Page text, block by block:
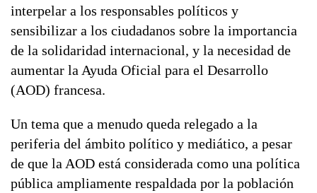
interpelar a los responsables políticos y
sensibilizar a los ciudadanos sobre la importancia
de la solidaridad internacional, y la necesidad de
aumentar la Ayuda Oficial para el Desarrollo
(AOD) francesa.
Un tema que a menudo queda relegado a la
periferia del ámbito político y mediático, a pesar
de que la AOD está considerada como una política
pública ampliamente respaldada por la población